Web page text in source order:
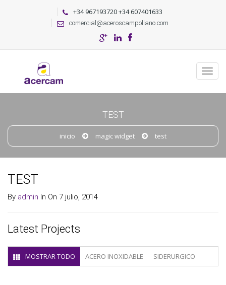
+34 967193720 +34 607401633
comercial@aceroscampollano.com
TEST
inicio magic widget test
TEST
By admin In On 7 julio, 2014
Latest Projects
MOSTRAR TODO ACERO INOXIDABLE SIDERURGICO